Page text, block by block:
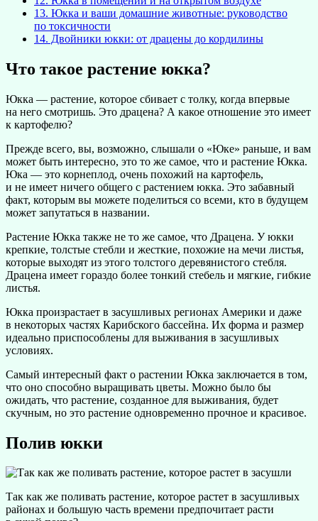
13. Юкка и ваши домашние животные: руководство
по токсичности
14. Двойники юкки: от драцены до кордилины
Что такое растение юкка?
Юкка — растение, которое сбивает с толку, когда впервые
на него смотришь. Это драцена? А какое отношение это имеет
к картофелю?
Прежде всего, вы, возможно, слышали о «Юке» раньше, и вам
может быть интересно, это то же самое, что и растение Юкка.
Юка — это корнеплод, очень похожий на картофель,
и не имеет ничего общего с растением юкка. Это забавный
факт, которым вы можете поделиться со всеми, кто в будущем
может запутаться в названии.
Растение Юкка также не то же самое, что Драцена. У юкки
крепкие, толстые стебли и жесткие, похожие на мечи листья,
которые выходят из этого толстого деревянистого стебля.
Драцена имеет гораздо более тонкий стебель и мягкие, гибкие
листья.
Юкка произрастает в засушливых регионах Америки и даже
в некоторых частях Карибского бассейна. Их форма и размер
идеально приспособлены для выживания в засушливых
условиях.
Самый интересный факт о растении Юкка заключается в том,
что оно способно выращивать цветы. Можно было бы
ожидать, что растение, созданное для выживания, будет
скучным, но это растение одновременно прочное и красивое.
Полив юкки
Так как же поливать растение, которое растет в засушливых
районах и большую часть времени предпочитает расти